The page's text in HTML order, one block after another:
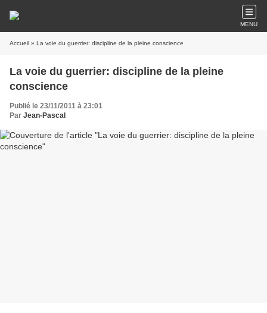
MENU
Accueil » La voie du guerrier: discipline de la pleine conscience
La voie du guerrier: discipline de la pleine
conscience
Publié le 23/11/2011 à 23:01
Par Jean-Pascal